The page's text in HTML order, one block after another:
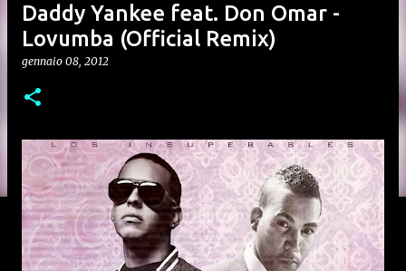
Daddy Yankee feat. Don Omar -
Lovumba (Official Remix)
gennaio 08, 2012